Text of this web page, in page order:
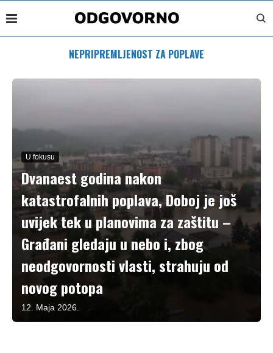
NEPRIPREMLJENOST ZA POPLAVE
U fokusu
Dvanaest godina nakon
katastrofalnih poplava, Doboj je još
uvijek tek u planovima za zaštitu –
Građani gledaju u nebo i, zbog
neodgovornosti vlasti, strahuju od
novog potopa
12. Maja 2026.